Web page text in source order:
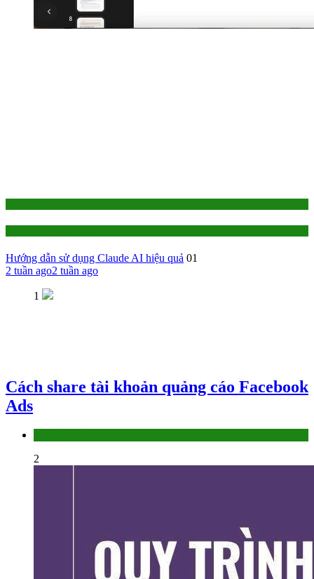
Hướng dẫn sử dụng Claude AI hiệu quả 01
2 tuần ago2 tuần ago
1
Cách share tài khoản quảng cáo Facebook
Ads
2